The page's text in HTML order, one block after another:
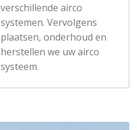
verschillende airco
systemen. Vervolgens
plaatsen, onderhoud en
herstellen we uw airco
systeem.